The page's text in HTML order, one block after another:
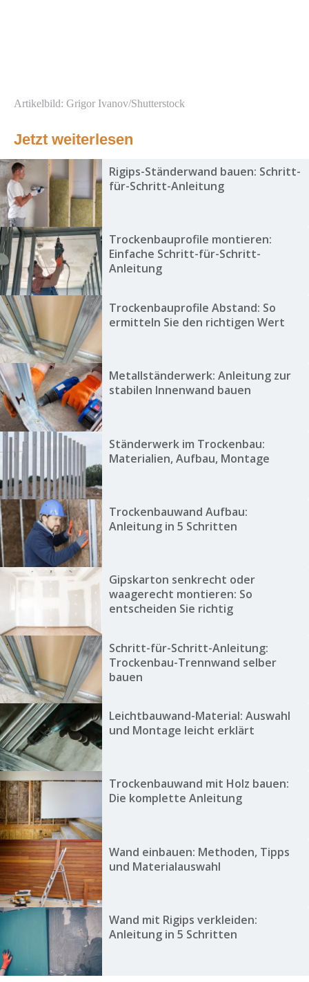
Artikelbild: Grigor Ivanov/Shutterstock
Jetzt weiterlesen
Rigips-Ständerwand bauen: Schritt-
für-Schritt-Anleitung
Trockenbauprofile montieren:
Einfache Schritt-für-Schritt-
Anleitung
Trockenbauprofile Abstand: So
ermitteln Sie den richtigen Wert
Metallständerwerk: Anleitung zur
stabilen Innenwand bauen
Ständerwerk im Trockenbau:
Materialien, Aufbau, Montage
Trockenbauwand Aufbau:
Anleitung in 5 Schritten
Gipskarton senkrecht oder
waagerecht montieren: So
entscheiden Sie richtig
Schritt-für-Schritt-Anleitung:
Trockenbau-Trennwand selber
bauen
Leichtbauwand-Material: Auswahl
und Montage leicht erklärt
Trockenbauwand mit Holz bauen:
Die komplette Anleitung
Wand einbauen: Methoden, Tipps
und Materialauswahl
Wand mit Rigips verkleiden:
Anleitung in 5 Schritten